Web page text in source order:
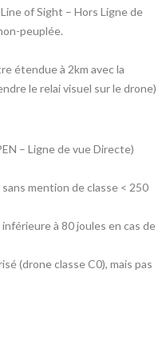
of Sight – Hors Ligne de
peuplée.
étendue à 2km avec la
le relai visuel sur le drone)
– Ligne de vue Directe)
mention de classe < 250
à 80 joules en cas de
(drone classe C0), mais pas